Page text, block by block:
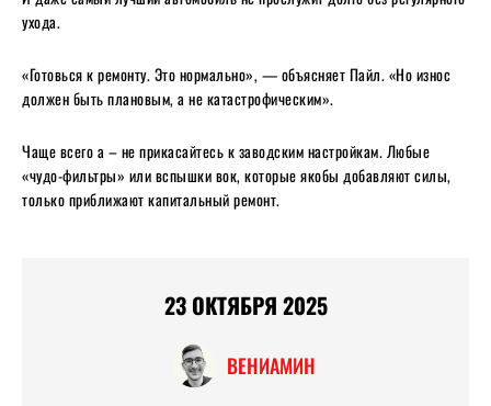
ухода.
«Готовься к ремонту. Это нормально», — объясняет Пайл. «Но износ
должен быть плановым, а не катастрофическим».
Чаще всего а – не прикасайтесь к заводским настройкам. Любые
«чудо-фильтры» или вспышки вок, которые якобы добавляют силы,
только приближают капитальный ремонт.
23 ОКТЯБРЯ 2025
ВЕНИАМИН